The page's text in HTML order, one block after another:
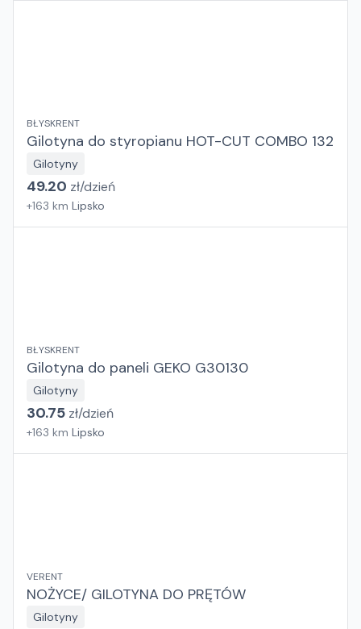
BŁYSKRENT
Gilotyna do styropianu HOT-CUT COMBO 132
Gilotyny
49.20 zł/dzień
+163 km Lipsko
BŁYSKRENT
Gilotyna do paneli GEKO G30130
Gilotyny
30.75 zł/dzień
+163 km Lipsko
VERENT
NOŻYCE/ GILOTYNA DO PRĘTÓW
Gilotyny